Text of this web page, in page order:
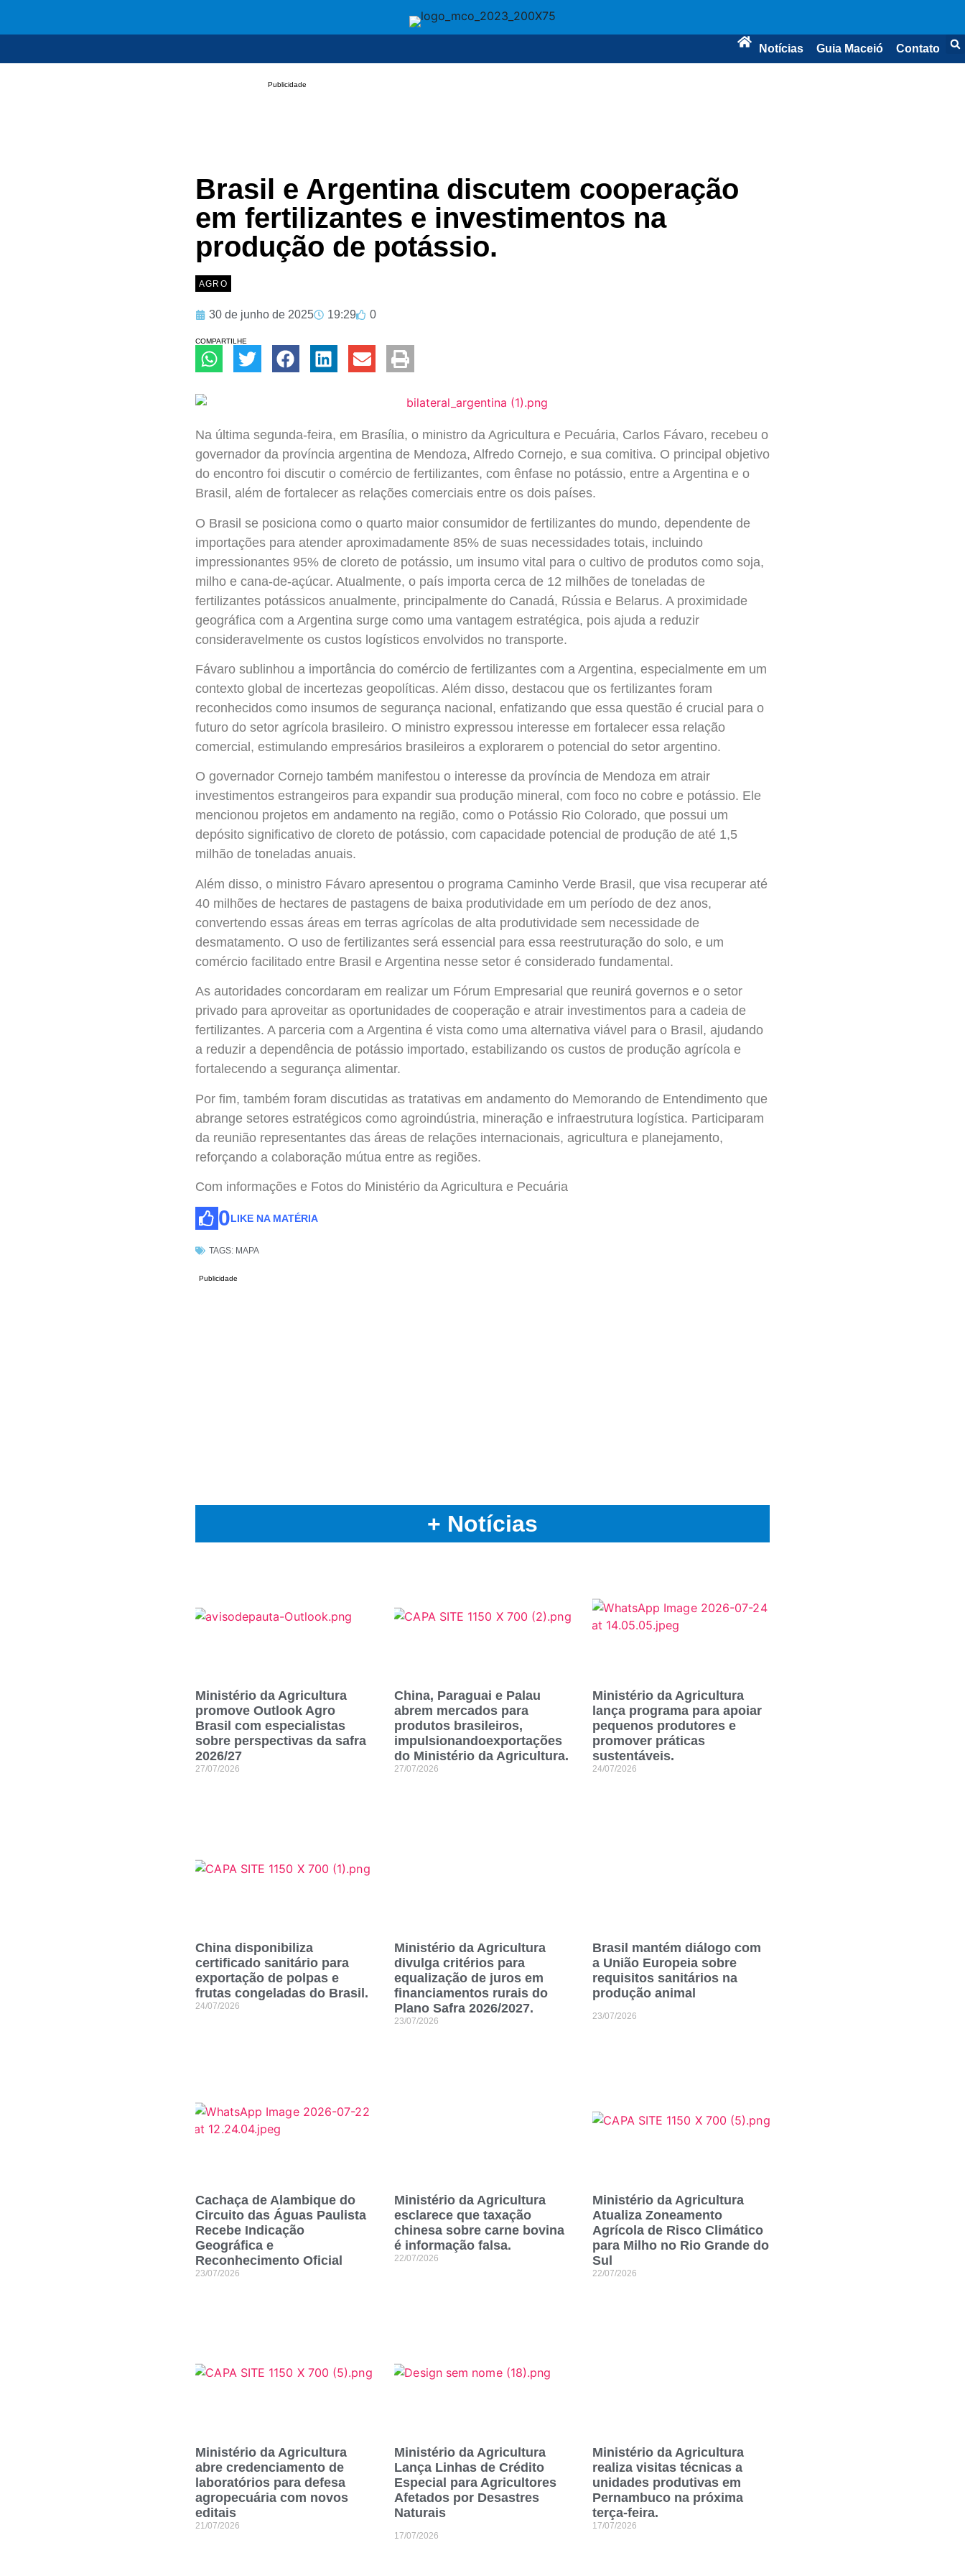
Notícias Guia Maceió Contato
Publicidade
Brasil e Argentina discutem cooperação
em fertilizantes e investimentos na
produção de potássio.
AGRO
30 de junho de 2025 19:29 0
COMPARTILHE
Na última segunda-feira, em Brasília, o ministro da Agricultura e Pecuária, Carlos Fávaro, recebeu o
governador da província argentina de Mendoza, Alfredo Cornejo, e sua comitiva. O principal objetivo
do encontro foi discutir o comércio de fertilizantes, com ênfase no potássio, entre a Argentina e o
Brasil, além de fortalecer as relações comerciais entre os dois países.
O Brasil se posiciona como o quarto maior consumidor de fertilizantes do mundo, dependente de
importações para atender aproximadamente 85% de suas necessidades totais, incluindo
impressionantes 95% de cloreto de potássio, um insumo vital para o cultivo de produtos como soja,
milho e cana-de-açúcar. Atualmente, o país importa cerca de 12 milhões de toneladas de
fertilizantes potássicos anualmente, principalmente do Canadá, Rússia e Belarus. A proximidade
geográfica com a Argentina surge como uma vantagem estratégica, pois ajuda a reduzir
consideravelmente os custos logísticos envolvidos no transporte.
Fávaro sublinhou a importância do comércio de fertilizantes com a Argentina, especialmente em um
contexto global de incertezas geopolíticas. Além disso, destacou que os fertilizantes foram
reconhecidos como insumos de segurança nacional, enfatizando que essa questão é crucial para o
futuro do setor agrícola brasileiro. O ministro expressou interesse em fortalecer essa relação
comercial, estimulando empresários brasileiros a explorarem o potencial do setor argentino.
O governador Cornejo também manifestou o interesse da província de Mendoza em atrair
investimentos estrangeiros para expandir sua produção mineral, com foco no cobre e potássio. Ele
mencionou projetos em andamento na região, como o Potássio Rio Colorado, que possui um
depósito significativo de cloreto de potássio, com capacidade potencial de produção de até 1,5
milhão de toneladas anuais.
Além disso, o ministro Fávaro apresentou o programa Caminho Verde Brasil, que visa recuperar até
40 milhões de hectares de pastagens de baixa produtividade em um período de dez anos,
convertendo essas áreas em terras agrícolas de alta produtividade sem necessidade de
desmatamento. O uso de fertilizantes será essencial para essa reestruturação do solo, e um
comércio facilitado entre Brasil e Argentina nesse setor é considerado fundamental.
As autoridades concordaram em realizar um Fórum Empresarial que reunirá governos e o setor
privado para aproveitar as oportunidades de cooperação e atrair investimentos para a cadeia de
fertilizantes. A parceria com a Argentina é vista como uma alternativa viável para o Brasil, ajudando
a reduzir a dependência de potássio importado, estabilizando os custos de produção agrícola e
fortalecendo a segurança alimentar.
Por fim, também foram discutidas as tratativas em andamento do Memorando de Entendimento que
abrange setores estratégicos como agroindústria, mineração e infraestrutura logística. Participaram
da reunião representantes das áreas de relações internacionais, agricultura e planejamento,
reforçando a colaboração mútua entre as regiões.
Com informações e Fotos do Ministério da Agricultura e Pecuária
0LIKE NA MATÉRIA
TAGS: MAPA
Publicidade
+ Notícias
Ministério da Agricultura
promove Outlook Agro
Brasil com especialistas
sobre perspectivas da safra
2026/27
27/07/2026
China, Paraguai e Palau
abrem mercados para
produtos brasileiros,
impulsionandoexportações
do Ministério da Agricultura.
27/07/2026
Ministério da Agricultura
lança programa para apoiar
pequenos produtores e
promover práticas
sustentáveis.
24/07/2026
China disponibiliza
certificado sanitário para
exportação de polpas e
frutas congeladas do Brasil.
24/07/2026
Ministério da Agricultura
divulga critérios para
equalização de juros em
financiamentos rurais do
Plano Safra 2026/2027.
23/07/2026
Brasil mantém diálogo com
a União Europeia sobre
requisitos sanitários na
produção animal
23/07/2026
Cachaça de Alambique do
Circuito das Águas Paulista
Recebe Indicação
Geográfica e
Reconhecimento Oficial
23/07/2026
Ministério da Agricultura
esclarece que taxação
chinesa sobre carne bovina
é informação falsa.
22/07/2026
Ministério da Agricultura
Atualiza Zoneamento
Agrícola de Risco Climático
para Milho no Rio Grande do
Sul
22/07/2026
Ministério da Agricultura
abre credenciamento de
laboratórios para defesa
agropecuária com novos
editais
21/07/2026
Ministério da Agricultura
Lança Linhas de Crédito
Especial para Agricultores
Afetados por Desastres
Naturais
17/07/2026
Ministério da Agricultura
realiza visitas técnicas a
unidades produtivas em
Pernambuco na próxima
terça-feira.
17/07/2026